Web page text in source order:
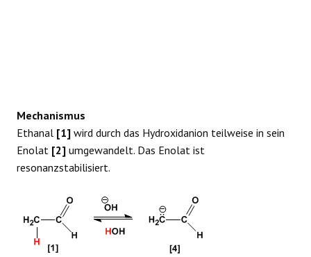
Mechanismus
Ethanal [1] wird durch das Hydroxidanion teilweise in sein
Enolat [2] umgewandelt. Das Enolat ist
resonanzstabilisiert.